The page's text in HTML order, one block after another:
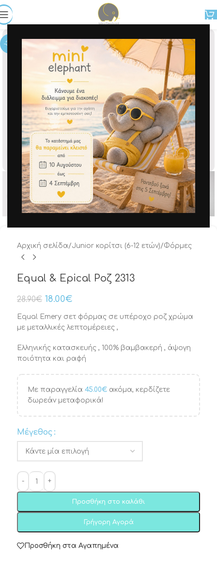
-38%
Μεγέθυνση
Αρχική σελίδα/Junior κορίτσι (6-12 ετών)/Φόρμες
Equal & Epical Ροζ 2313
28.90€ 18.00€
Equal Emery σετ φόρμας σε υπέροχο ροζ χρώμα
με μεταλλικές λεπτομέρειες ,
Ελληνικής κατασκευής , 100% βαμβακερή , άψογη
ποιότητα και ραφή
Με παραγγελία 45.00€ ακόμα, κερδίζετε
δωρεάν μεταφορικά!
Μέγεθος
Προσθήκη στο καλάθι
Γρήγορη Αγορά
Προσθήκη στα Αγαπημένα